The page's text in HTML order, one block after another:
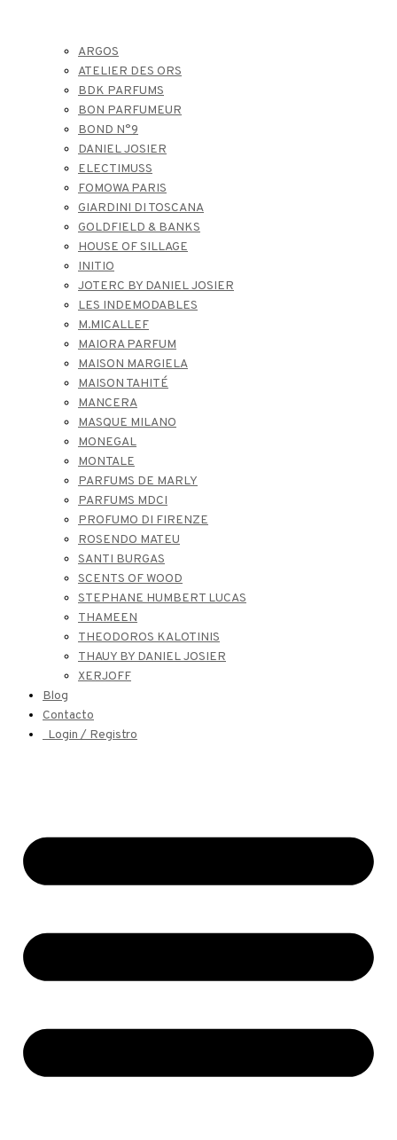
ARGOS
ATELIER DES ORS
BDK PARFUMS
BON PARFUMEUR
BOND N°9
DANIEL JOSIER
ELECTIMUSS
FOMOWA PARIS
GIARDINI DI TOSCANA
GOLDFIELD & BANKS
HOUSE OF SILLAGE
INITIO
JOTERC BY DANIEL JOSIER
LES INDEMODABLES
M.MICALLEF
MAIORA PARFUM
MAISON MARGIELA
MAISON TAHITÉ
MANCERA
MASQUE MILANO
MONEGAL
MONTALE
PARFUMS DE MARLY
PARFUMS MDCI
PROFUMO DI FIRENZE
ROSENDO MATEU
SANTI BURGAS
SCENTS OF WOOD
STEPHANE HUMBERT LUCAS
THAMEEN
THEODOROS KALOTINIS
THAUY BY DANIEL JOSIER
XERJOFF
Blog
Contacto
Login / Registro